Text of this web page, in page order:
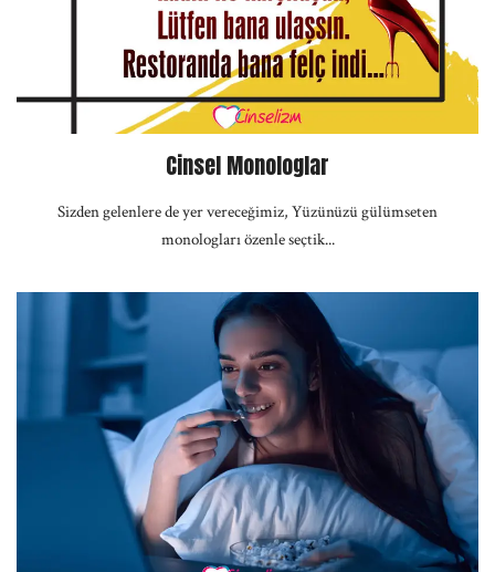
Cinsel Monologlar
Sizden gelenlere de yer vereceğimiz, Yüzünüzü gülümseten
monologları özenle seçtik...